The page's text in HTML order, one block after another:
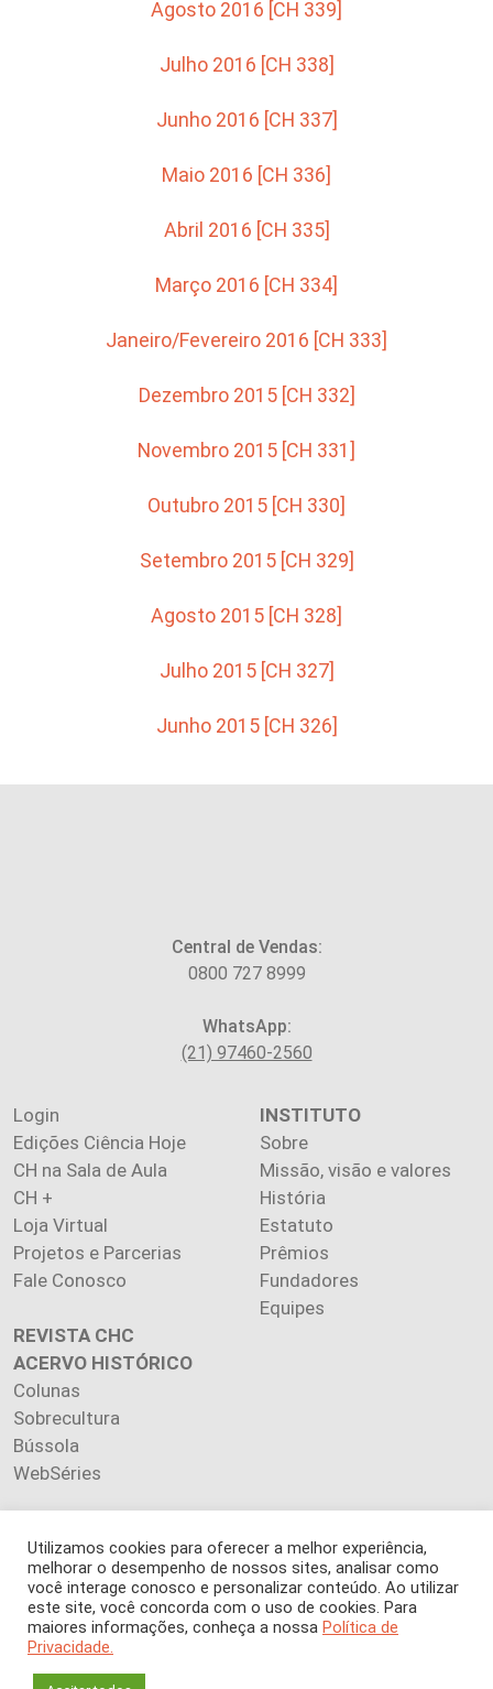
Agosto 2016 [CH 339]
Julho 2016 [CH 338]
Junho 2016 [CH 337]
Maio 2016 [CH 336]
Abril 2016 [CH 335]
Março 2016 [CH 334]
Janeiro/Fevereiro 2016 [CH 333]
Dezembro 2015 [CH 332]
Novembro 2015 [CH 331]
Outubro 2015 [CH 330]
Setembro 2015 [CH 329]
Agosto 2015 [CH 328]
Julho 2015 [CH 327]
Junho 2015 [CH 326]
Central de Vendas:
0800 727 8999
WhatsApp:
(21) 97460-2560
Login
Edições Ciência Hoje
CH na Sala de Aula
CH +
Loja Virtual
Projetos e Parcerias
Fale Conosco
INSTITUTO
Sobre
Missão, visão e valores
História
Estatuto
Prêmios
Fundadores
Equipes
REVISTA CHC
ACERVO HISTÓRICO
Colunas
Sobrecultura
Bússola
WebSéries
Copyright 2026 INSTITUTO CIÊNCIA HOJE. Todos os direitos
reservados.
Os artigos publicados na revista refletem exclusivamente a
É proibida a reprodução, integral ou parcial, do conteúdo (imagens
Utilizamos cookies para oferecer a melhor experiência,
melhorar o desempenho de nossos sites, analisar como
você interage conosco e personalizar conteúdo. Ao utilizar
este site, você concorda com o uso de cookies. Para
maiores informações, conheça a nossa Política de
Privacidade.